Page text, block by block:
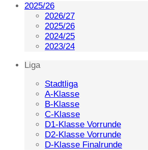
2025/26
2026/27
2025/26
2024/25
2023/24
Liga
Stadtliga
A-Klasse
B-Klasse
C-Klasse
D1-Klasse Vorrunde
D2-Klasse Vorrunde
D-Klasse Finalrunde